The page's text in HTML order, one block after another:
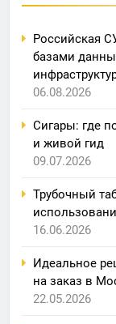
Российская
базами
06.08.2026
Сигары: где
и живой гид
09.07.2026
Трубочный
16.06.2026
Идеальное
на заказ в
22.05.2026